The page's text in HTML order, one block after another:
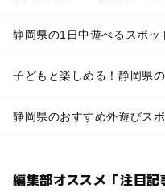
静岡県の1日中遊べるスポッ
子どもと楽しめる！静岡県
静岡県のおすすめ外遊びス
編集部オススメ「注目記